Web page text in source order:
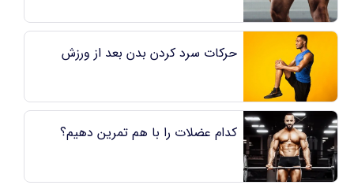
حركات سرد كردن بدن بعد از ورزش
کدام عضلات را با هم تمرین دهیم؟